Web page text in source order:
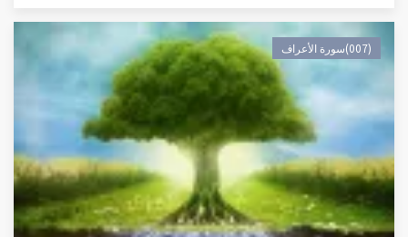
(007)سورة الأعراف